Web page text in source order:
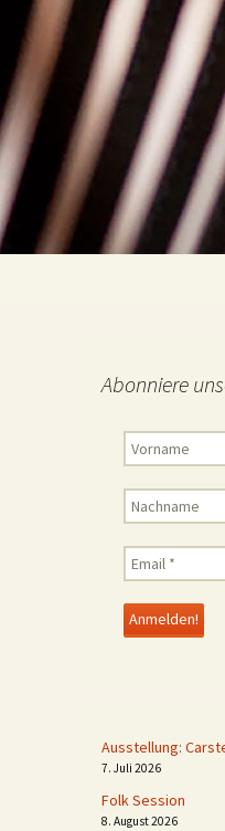
Abonniere
Ausstellung:
7. Juli 2026
Folk Session
8. August 2026